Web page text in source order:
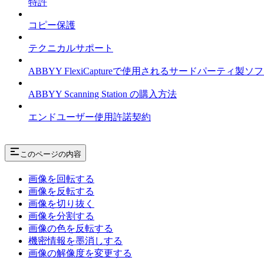
コピー保護
テクニカルサポート
ABBYY FlexiCaptureで使用されるサードパーティ製ソ
ABBYY Scanning Station の購入方法
エンドユーザー使用許諾契約
このページの内容
画像を回転する
画像を反転する
画像を切り抜く
画像を分割する
画像の色を反転する
機密情報を墨消しする
画像の解像度を変更する